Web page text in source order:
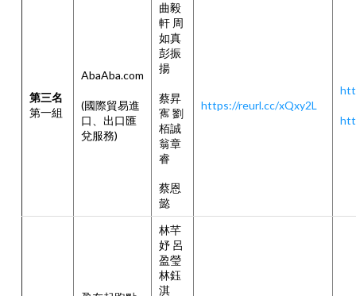
第三名
第一組
AbaAba.com
(國際貿易進
口、出口匯
兌服務)
曲毅
軒 周
如真
彭振
揚
蔡昇
寯 劉
栢誠
翁章
睿
蔡恩
懿
https://reurl.cc/xQxy2L
林芊
妤 呂
盈瑩
林鈺
淇